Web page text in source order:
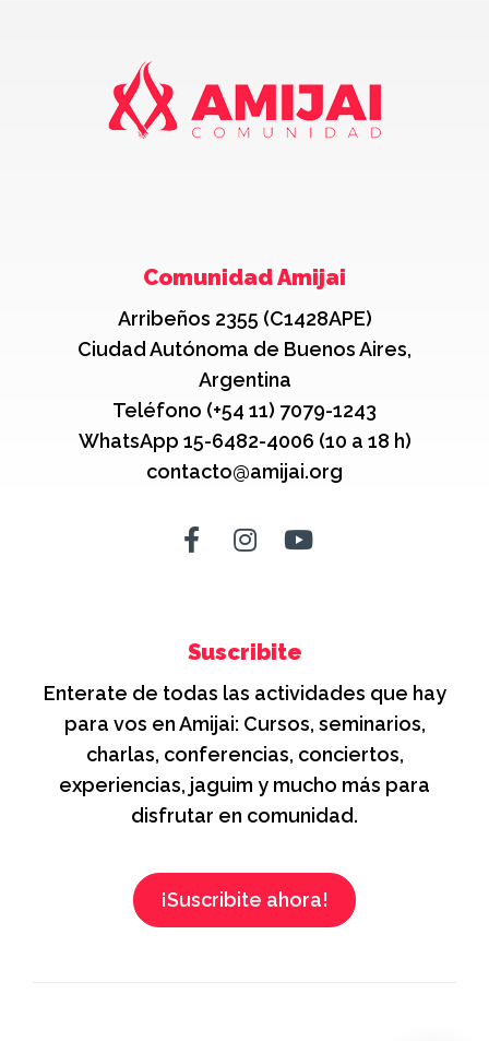
Comunidad Amijai
Arribeños 2355 (C1428APE)
Ciudad Autónoma de Buenos Aires,
Argentina
Teléfono (+54 11) 7079-1243
WhatsApp 15-6482-4006 (10 a 18 h)
contacto@amijai.org
Suscribite
Enterate de todas las actividades que hay
para vos en Amijai: Cursos, seminarios,
charlas, conferencias, conciertos,
experiencias, jaguim y mucho más para
disfrutar en comunidad.
¡Suscribite ahora!